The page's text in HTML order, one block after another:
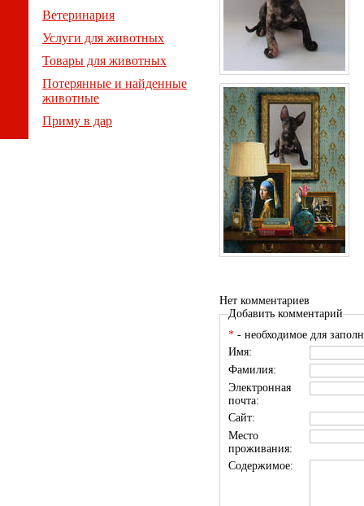
Ветеринария
Услуги для животных
Товары для животных
Потерянные и найденные
животные
Приму в дар
Нет комментариев
Добавить комментарий
* - необходимое для
Имя:
Фамилия:
Электронная
почта:
Сайт:
Место
проживания:
Содержимое: